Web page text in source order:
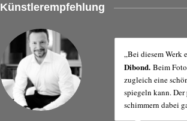
Künstlerempfehlung
„Bei diesem Werk
Dibond. Beim
zugleich eine
spiegeln kann.
schimmern dabei